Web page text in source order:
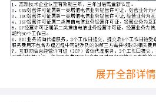
展开全部详情